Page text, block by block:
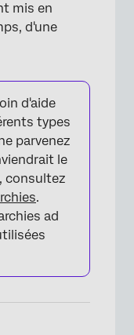
mis en
d'une
d'aide
types
parvenez
le
consultez
.
ad